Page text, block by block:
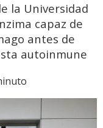
la Universidad
capaz de
antes de
autoinmune